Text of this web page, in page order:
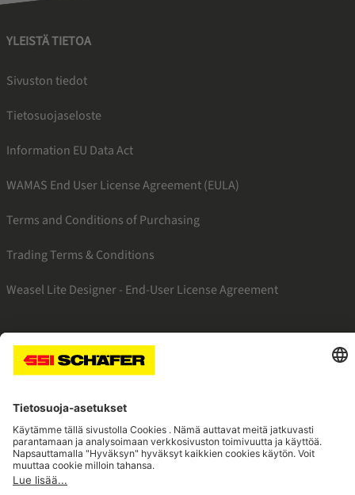
YLEISTÄ TIETOA
Sivuston tiedot
Tietosuojaseloste
Information EU Data Act
WAMAS End User License Agreement (EULA)
Terms and Conditions of Purchasing
Trading Terms & Conditions
Weasel Lite Designer - End-User License Agreement
SSI linkedinSSI instagramSSI facebook